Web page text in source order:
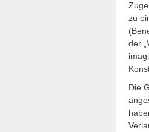
zu
der
Die